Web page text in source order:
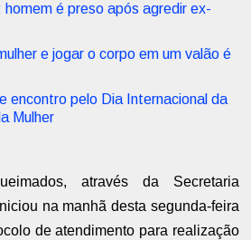
homem é preso após agredir ex-
e jogar o corpo em um valão é
encontro pelo Dia Internacional da
Mulher
através da Secretaria
na manhã desta segunda-feira
de atendimento para realização